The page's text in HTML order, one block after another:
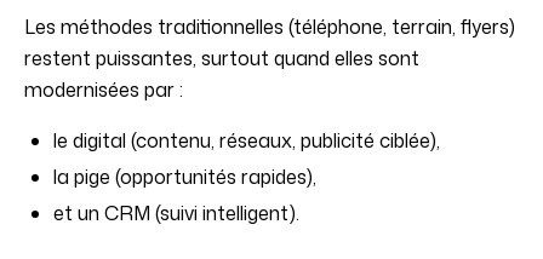
Les méthodes traditionnelles (téléphone, terrain, flyers)
restent puissantes, surtout quand elles sont
modernisées par :
le digital (contenu, réseaux, publicité ciblée),
la pige (opportunités rapides),
et un CRM (suivi intelligent).